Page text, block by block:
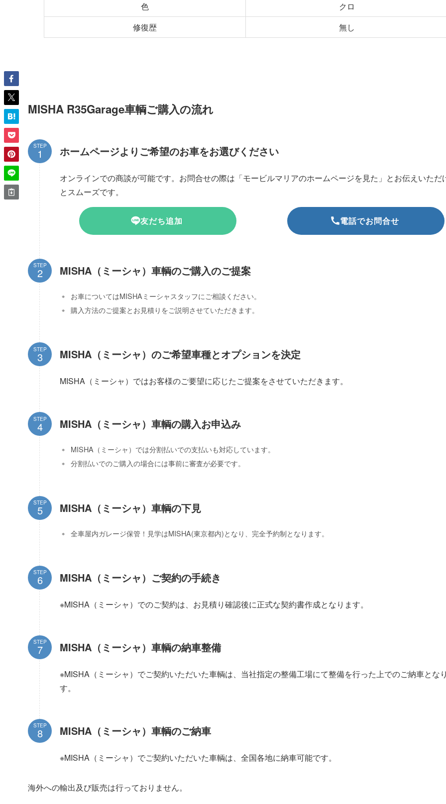
色
クロ
修復歴
無し
MISHA R35Garage車輌ご購入の流れ
STEP ホームページよりご希望のお車をお選びください
オンラインでの商談が可能です。お問合せの際は「モービルマリアのホームページを見た」とお伝えいただ
とスムーズです。
友だち追加 電話でお問合せ
STEP MISHA（ミーシャ）車輌のご購入のご提案
お車についてはMISHAミーシャスタッフにご相談ください。
購入方法のご提案とお見積りをご説明させていただきます。
STEP MISHA（ミーシャ）のご希望車種とオプションを決定
MISHA（ミーシャ）ではお客様のご要望に応じたご提案をさせていただきます。
STEP MISHA（ミーシャ）車輌の購入お申込み
MISHA（ミーシャ）では分割払いでの支払いも対応しています。
分割払いでのご購入の場合には事前に審査が必要です。
STEP MISHA（ミーシャ）車輌の下見
全車屋内ガレージ保管！見学はMISHA(東京都内)となり、完全予約制となります。
STEP MISHA（ミーシャ）ご契約の手続き
※MISHA（ミーシャ）でのご契約は、お見積り確認後に正式な契約書作成となります。
STEP MISHA（ミーシャ）車輌の納車整備
※MISHA（ミーシャ）でご契約いただいた車輌は、当社指定の整備工場にて整備を行った上でのご納車とな
す。
STEP MISHA（ミーシャ）車輌のご納車
※MISHA（ミーシャ）でご契約いただいた車輌は、全国各地に納車可能です。
海外への輸出及び販売は行っておりません。